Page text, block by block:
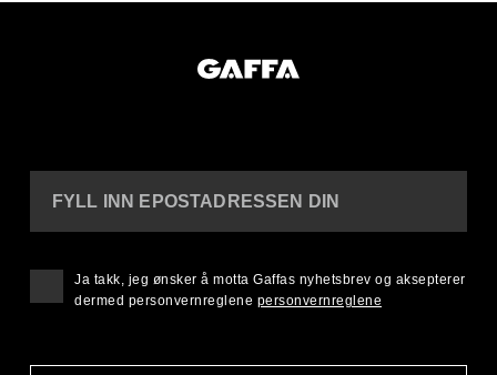
FYLL INN EPOSTADRESSEN DIN
Ja takk, jeg ønsker å motta Gaffas nyhetsbrev og aksepterer
dermed personvernreglene personvernreglene